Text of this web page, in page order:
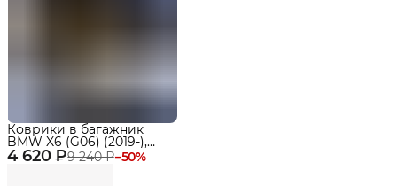
4 620 ₽9 240 ₽−50%
Коврики в багажник
BMW X6 (G06) (2019-),
коврики в машину БМВ